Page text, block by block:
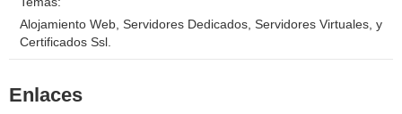
Alojamiento Web, Servidores Dedicados, Servidores Virtuales, y
Certificados Ssl.
Enlaces